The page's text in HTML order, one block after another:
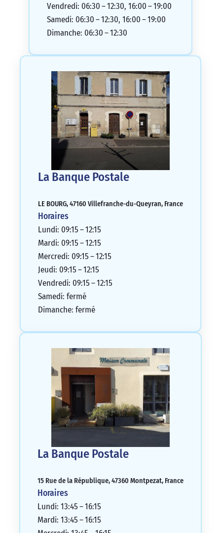
Vendredi: 06:30 – 12:30, 16:00 – 19:00
Samedi: 06:30 – 12:30, 16:00 – 19:00
Dimanche: 06:30 – 12:30
La Banque Postale
LE BOURG, 47160 Villefranche-du-Queyran, France
Horaires
Lundi: 09:15 – 12:15
Mardi: 09:15 – 12:15
Mercredi: 09:15 – 12:15
Jeudi: 09:15 – 12:15
Vendredi: 09:15 – 12:15
Samedi: fermé
Dimanche: fermé
La Banque Postale
15 Rue de la République, 47360 Montpezat, France
Horaires
Lundi: 13:45 – 16:15
Mardi: 13:45 – 16:15